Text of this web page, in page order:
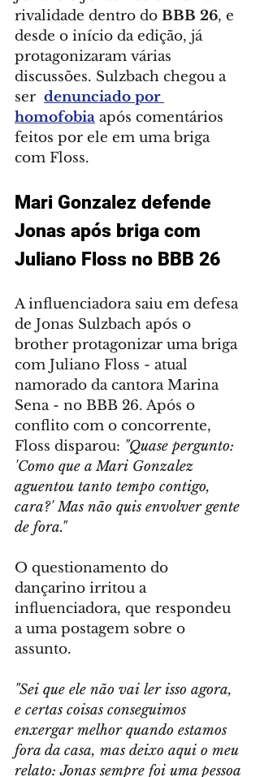
rivalidade dentro do BBB 26, e
desde o início da edição, já
protagonizaram várias
discussões. Sulzbach chegou a
ser denunciado por
homofobia após comentários
feitos por ele em uma briga
com Floss.
Mari Gonzalez defende
Jonas após briga com
Juliano Floss no BBB 26
A influenciadora saiu em defesa
de Jonas Sulzbach após o
brother protagonizar uma briga
com Juliano Floss - atual
namorado da cantora Marina
Sena - no BBB 26. Após o
conflito com o concorrente,
Floss disparou: "Quase pergunto:
'Como que a Mari Gonzalez
aguentou tanto tempo contigo,
cara?' Mas não quis envolver gente
de fora."
O questionamento do
dançarino irritou a
influenciadora, que respondeu
a uma postagem sobre o
assunto.
"Sei que ele não vai ler isso agora,
e certas coisas conseguimos
enxergar melhor quando estamos
fora da casa, mas deixo aqui o meu
relato: Jonas sempre foi uma pessoa